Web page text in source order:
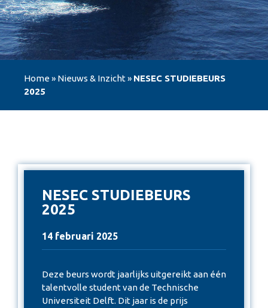
Home» Nieuws & Inzicht» NESEC STUDIEBEURS
2025
NESEC STUDIEBEURS
2025
14 februari 2025
Deze beurs wordt jaarlijks uitgereikt aan één
talentvolle student van de Technische
Universiteit Delft. Dit jaar is de prijs